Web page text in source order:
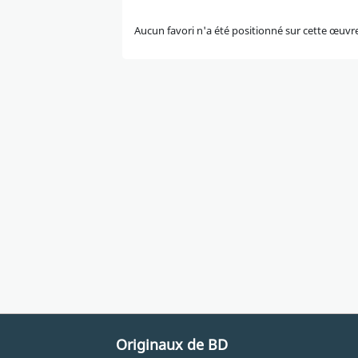
Aucun favori n'a été positionné sur cette
Originaux de BD